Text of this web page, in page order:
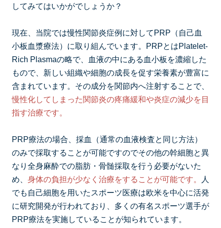
してみてはいかがでしょうか？
現在、当院では慢性関節炎症例に対してPRP（自己血
小板血漿療法）に取り組んでいます。PRPとはPlatelet-
Rich Plasmaの略で、血液の中にある血小板を濃縮した
もので、新しい組織や細胞の成長を促す栄養素が豊富に
含まれています。その成分を関節内へ注射することで、
慢性化してしまった関節炎の疼痛緩和や炎症の減少を目
指す治療です。
PRP療法の場合、採血（通常の血液検査と同じ方法）
のみで採取することが可能ですのでその他の幹細胞と異
なり全身麻酔での脂肪・骨髄採取を行う必要がないた
め、 身体の負担が少なく治療をすることが可能です。
人
でも自己細胞を用いたスポーツ医療は欧米を中心に活発
に研究開発が行われており、多くの有名スポーツ選手が
PRP療法を実施していることが知られています。